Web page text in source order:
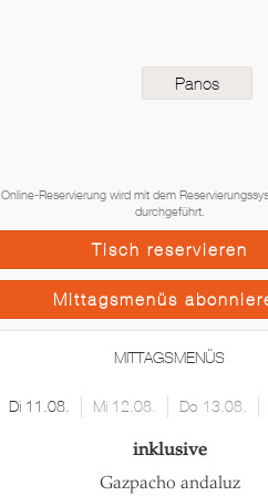
Panos
Reservierung wird mit dem
durchgeführt.
Tisch reservieren
Mittagsmenüs
MITTAGSMENÜS
Di 11.08. Mi 12.08. Do 13.08.
inklusive
Gazpacho andaluz